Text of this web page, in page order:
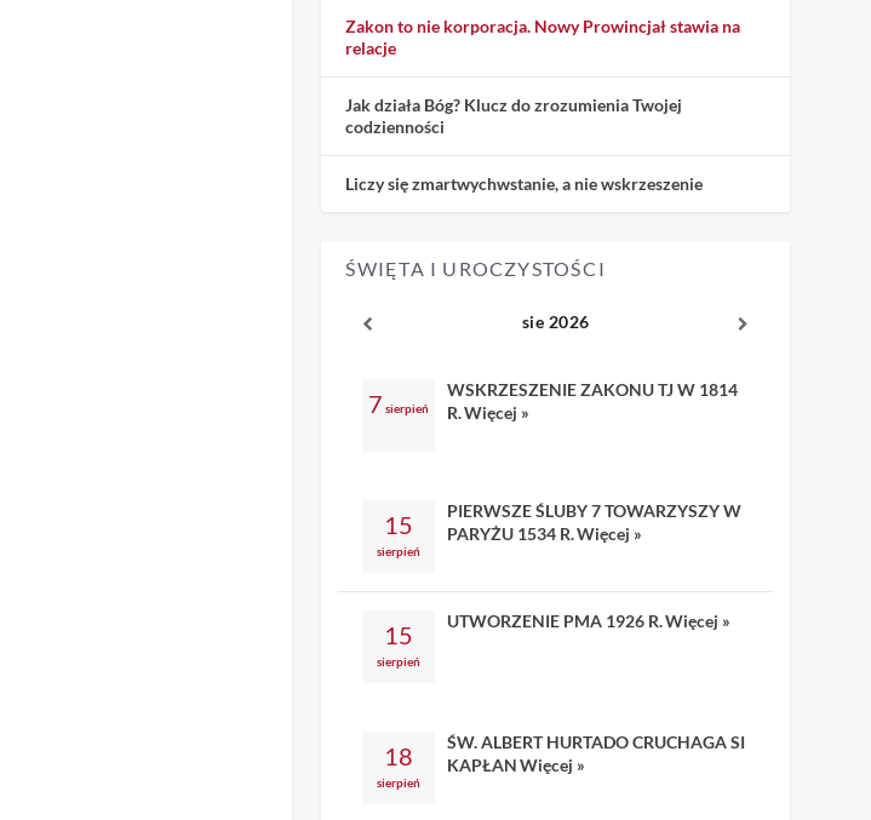
Zakon to nie korporacja. Nowy Prowincjał stawia na
relacje
Jak działa Bóg? Klucz do zrozumienia Twojej
codzienności
Liczy się zmartwychwstanie, a nie wskrzeszenie
ŚWIĘTA I UROCZYSTOŚCI
sie 2026
7 sierpień
WSKRZESZENIE ZAKONU TJ W 1814
R.Więcej »
15
sierpień
PIERWSZE ŚLUBY 7 TOWARZYSZY W
PARYŻU 1534 R.Więcej »
15
sierpień
UTWORZENIE PMA 1926 R.Więcej »
18
sierpień
ŚW. ALBERT HURTADO CRUCHAGA SI
KAPŁANWięcej »